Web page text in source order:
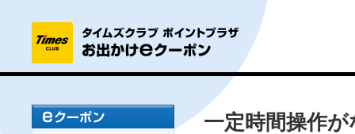
一定時間操作